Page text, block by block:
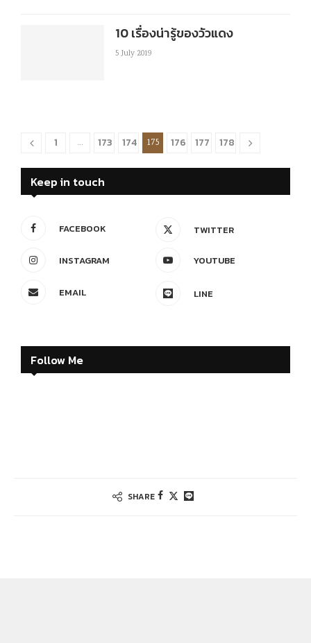
10 เรื่องน่ารู้ของวัวแดง
5 July 2019
1 … 173 174 175 176 177 178
Keep in touch
FACEBOOK TWITTER
INSTAGRAM YOUTUBE
EMAIL LINE
Follow Me
SHARE